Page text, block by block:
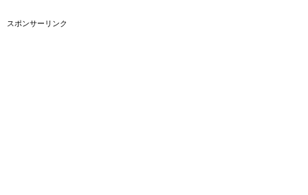
スポンサーリンク